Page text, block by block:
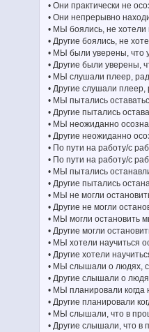
• Они практически не
• Они непрерывно
• МЫ боялись, не хотели
• Другие боялись, не
• МЫ были уверены, что
• Другие были уверены,
• МЫ слушали плеер,
• Другие слушали
• МЫ пытались
• Другие пытались
• МЫ неожиданно
• Другие неожиданно
• По пути на работу/с
• По пути на работу/с
• МЫ пытались
• Другие пытались
• МЫ не могли
• Другие не могли
• МЫ могли остановить
• Другие могли
• МЫ хотели научиться
• Другие хотели
• МЫ слышали о людях,
• Другие слышали о
• МЫ планировали когда
• Другие планировали
• МЫ слышали, что в
• Другие слышали, что в